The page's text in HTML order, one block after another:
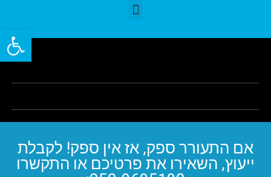
פתח
אם התעורר ספק, אז אין ספק! לקבלת
ייעוץ, השאירו את פרטיכם או התקשרו